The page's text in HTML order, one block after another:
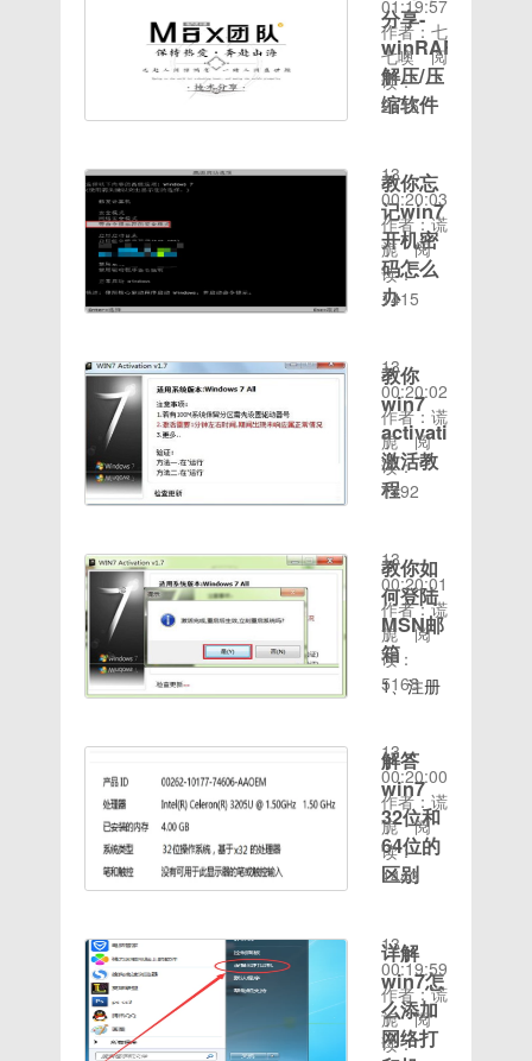
版本，只
需体验三
分钟，你
就会跟我
一样，爱
载很皮语
音包，加
入皮友大
家庭，大
家一起出
去皮~更
容:1.更
新礼物种
类2.更新
礼物的动
画效果3.
修复已知
http://huluxia.mobi/
源界面全
新升级
实时进行
更新 已
去烦人的
广告 海
量漫画资
地址】：
https://
拿走别忘
了评论区
吱一声呦
备份）这
是蓝奏云
下载链接
https://
密
这是XDA
原帖链接
地址
https://forum.xda-
developers.com/lg-
g5/development/
用法【软
件介绍】
AidLearning
是一个运
行在移动
（Android）
上的支持
图形化桌
面的完整
的Linux
虚拟机，
度神经网
络开发的
框架和平
台，内置
了最为流
行的深度
视化AI开
发编辑
器，内置
了
VSCode、
Jupyter
具，支持
触摸拖拽
式界面设
计，支持
代码动态
调试和运
在移动端
和PC端
用
python
开发你的
Root】
不需要
【测试机
型】
PCML10
Ace]【文
字介绍】
抖音短视
频app是
一款很有
意思娱乐
视频app
你可以分
享你的生
活，同时
也可以在
这里认识
友，了解
各种奇闻
趣事。此
版本是内
置抖音伴
侣，不需
就可以使
用！点击
视频分
享，后面
有设置界
面按钮！
广告推送
去除视频
广告去除
启动广告
去除软件
享贴来啦
【软件名
称】万能
播放器
【软件版
4.00.05【软
件大小】
45.35【图
文介绍】
8年持续
改进，上
万能播放
器
OPlayer
更值得信
赖。 无
需转码，
OPlayer
是一款支
持多种格
式的本地
万能播放
器，可以
传进设备
里。它还
支持
FTP/SAMBA/UPnP/
等网络播
放。作为
了50多
个版本，
OPlayer
支持的格
式更全
分享-
winRAR
解压/压
缩软件
一款电脑
端实用软
件：
winRAR
软件功
能：解
文件或文
件夹价
格：
Windows10
应用商店
售价13
0元！支
持的格式
有：完全
支持
RAR 和
ZIP 压缩
缩文件
(7Z、
ACE、
ARJ、
BZ2、
CAB、
ISO、
JAR、
LZH、
TAR、
UUE、
01:19:57
作者：七
七噢
阅
读：
2115
教你忘
记win7
开机密
码怎么
办
舰版系
统，在开
机前按下
键盘上的
F8，在
出现的
高级启动
选项界面
中，用键
盘上
的“”键，
选中“带
模式”，
同时按下
键盘上的
Enter键
(回车
键)，如
密码示例
12.在出
现的账号
选择窗口
中点
13
00:20:03
作者：谎
旎
阅
读：
1415
教你
win7
activation
激活教
程
win7
activation
激活工
具，点击
【激活】
电脑示例
二：正在
激活中，
请稍后
win7
activation
示例2步
完成的时
候，我们
点击确
定，开始
重启电
13
00:20:02
作者：谎
旎
阅
读：
1492
教你如
何登陆
MSN邮
箱
1、注册
如图打开
MSN官
网，在右
上角那里
点登录。
MSN示
如图打开
注册页面
了，填写
资料，这
一步容易
13
00:20:01
作者：谎
旎
阅
读：
5168
解答
win7
32位和
64位的
区别
说硬件配
置区别，
win7 32
位系统一
般来讲显
时间：
13
00:20:00
作者：谎
旎
阅
读：
1443
详解
win7怎
么添加
网络打
13
00:19:59
作者：谎
旎
阅
读：